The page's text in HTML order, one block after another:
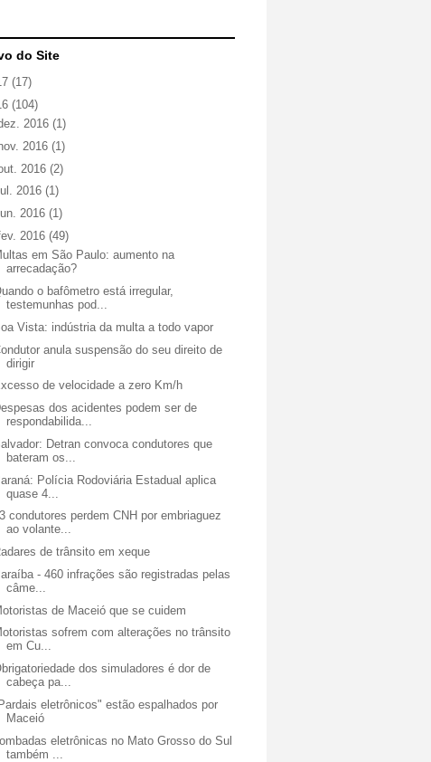
do Site
(17)
(104)
2016 (1)
2016 (1)
2016 (2)
2016 (1)
2016 (1)
2016 (49)
em São Paulo: aumento na
arrecadação?
o bafômetro está irregular,
testemunhas pod...
Vista: indústria da multa a todo vapor
anula suspensão do seu direito de
dirigir
de velocidade a zero Km/h
dos acidentes podem ser de
respondabilida...
Detran convoca condutores que
bateram os...
Polícia Rodoviária Estadual aplica
quase 4...
condutores perdem CNH por embriaguez
ao volante...
de trânsito em xeque
- 460 infrações são registradas pelas
câme...
de Maceió que se cuidem
sofrem com alterações no trânsito
em Cu...
dos simuladores é dor de
cabeça pa...
eletrônicos" estão espalhados por
Maceió
eletrônicas no Mato Grosso do Sul
também ...